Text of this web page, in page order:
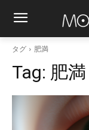
タグ 肥満
Tag: 肥満